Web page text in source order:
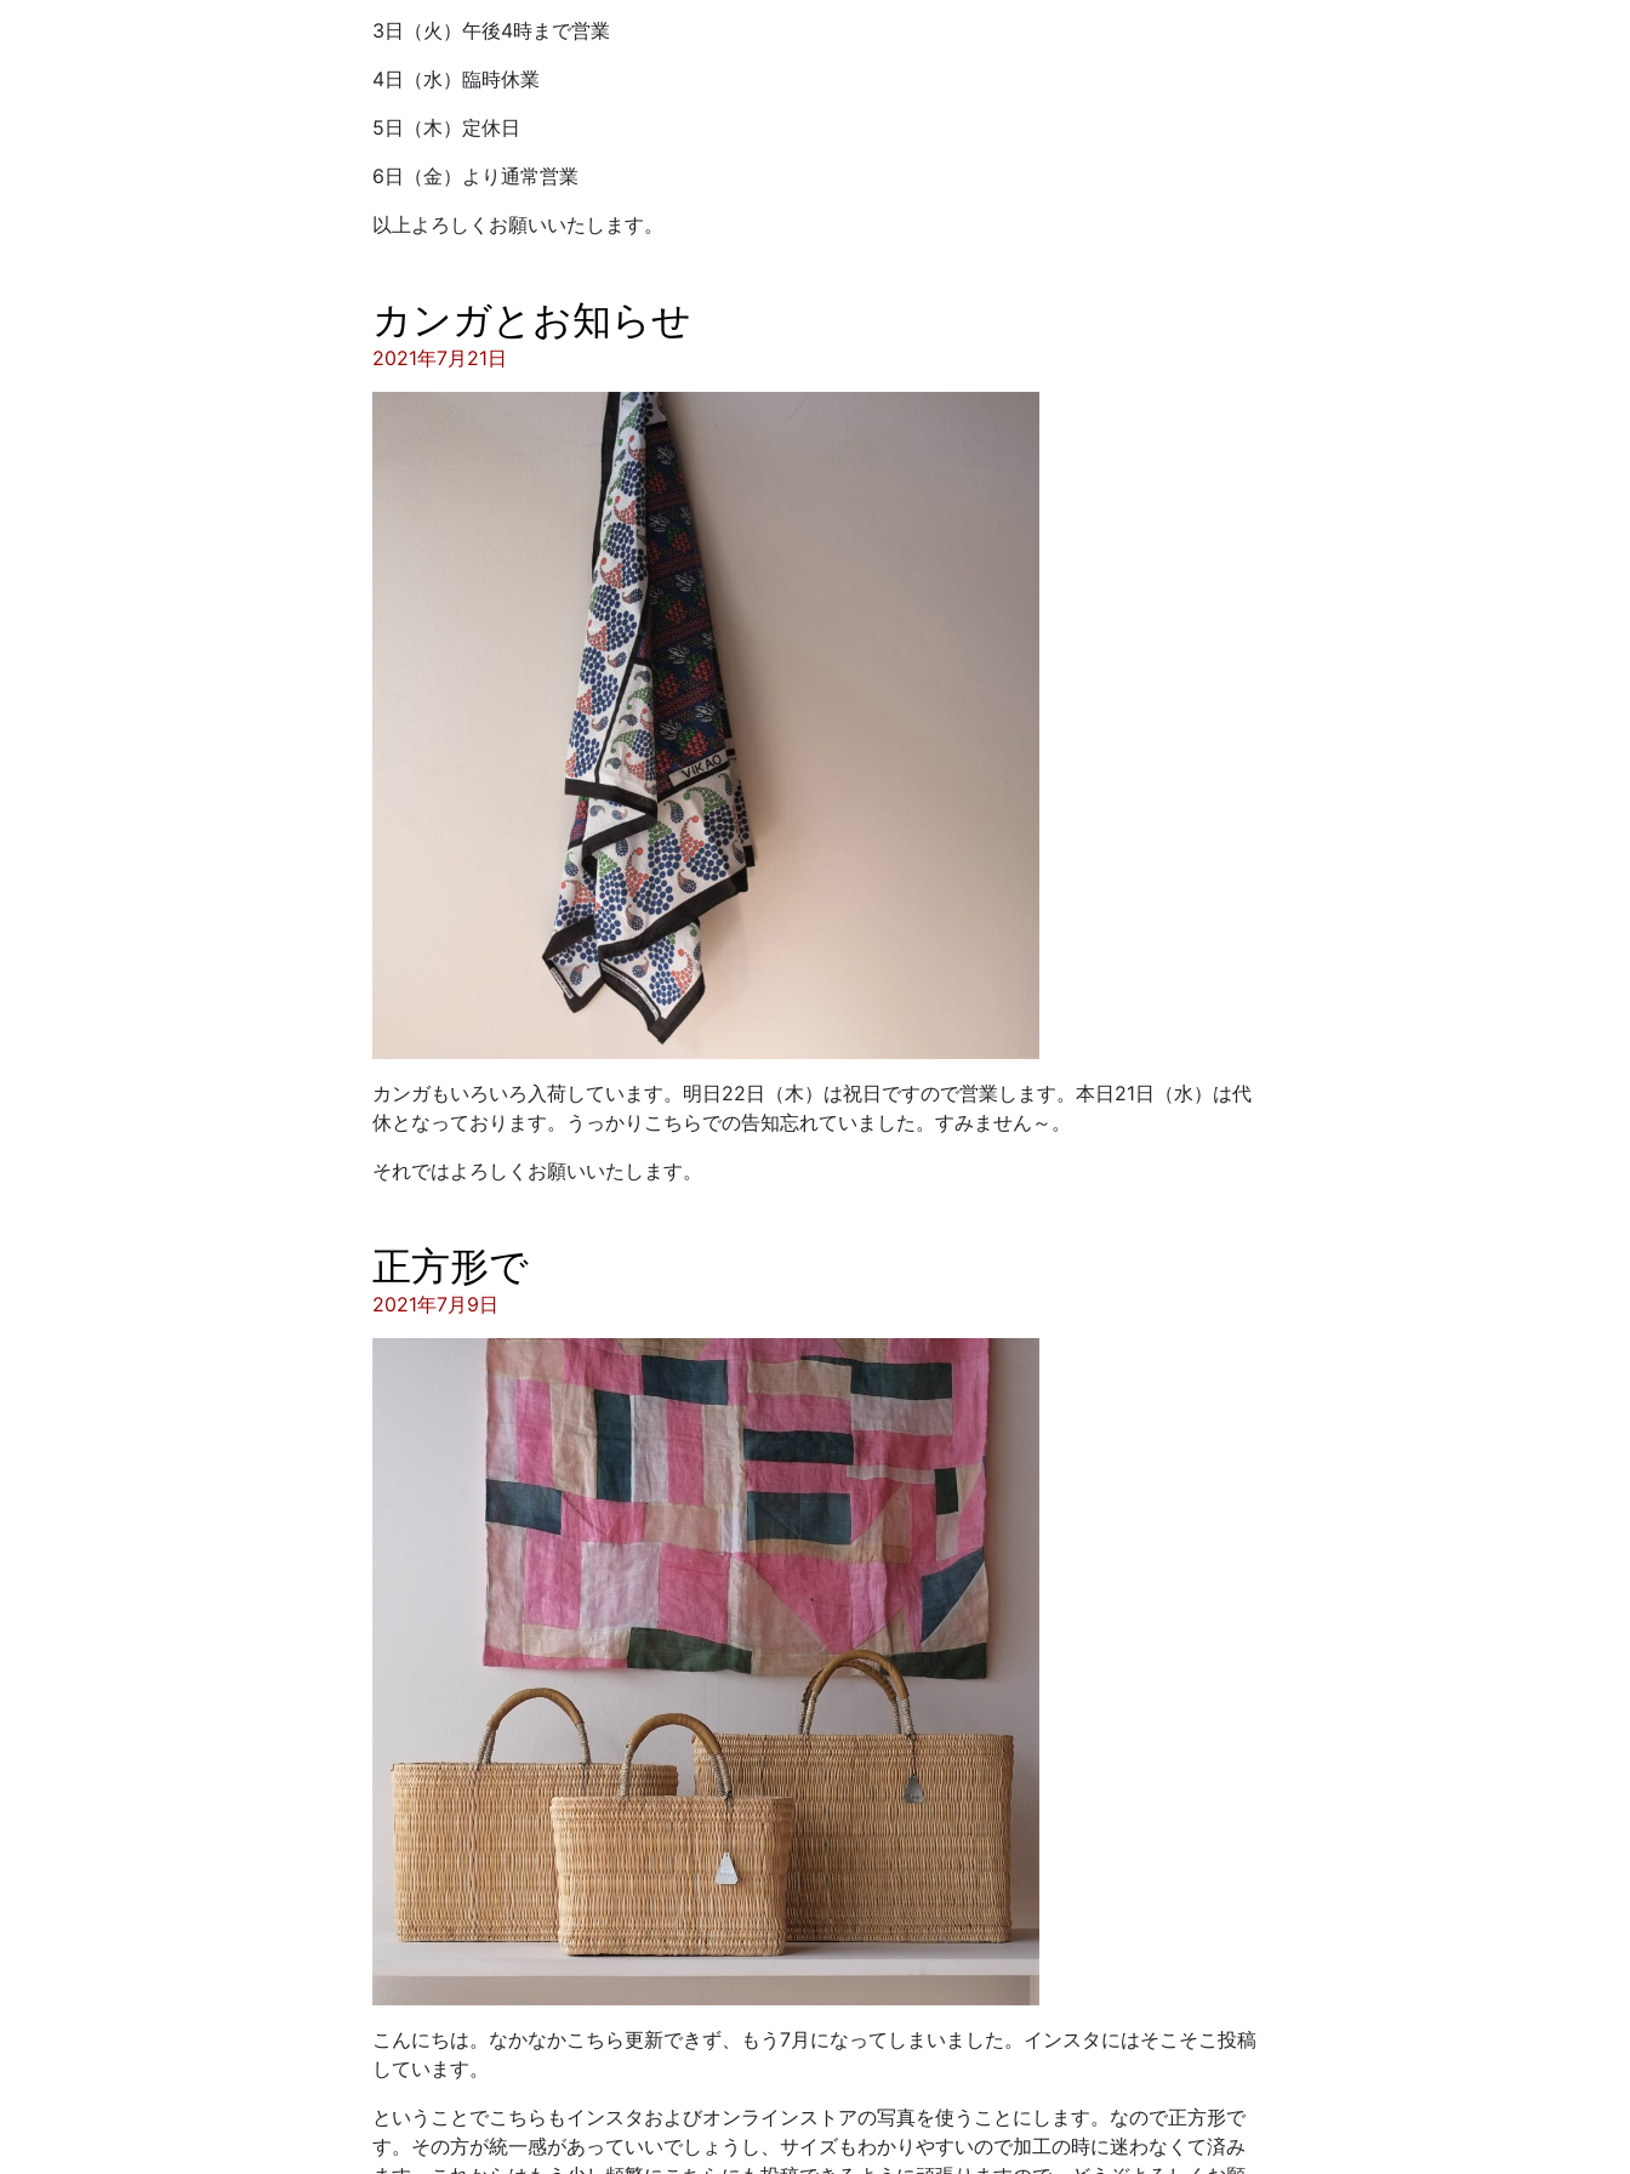
3日（火）午後4時まで営業
4日（水）臨時休業
5日（木）定休日
6日（金）より通常営業
以上よろしくお願いいたします。
カンガとお知らせ
投稿日:
2021年7月21日
カンガもいろいろ入荷しています。明日22日（木）は祝日ですので営業します。本日21日（水）は代
休となっております。うっかりこちらでの告知忘れていました。すみません～。
それではよろしくお願いいたします。
正方形で
投稿日:
2021年7月9日
こんにちは。なかなかこちら更新できず、もう7月になってしまいました。インスタにはそこそこ投稿
しています。
ということでこちらもインスタおよびオンラインストアの写真を使うことにします。なので正方形で
す。その方が統一感があっていいでしょうし、サイズもわかりやすいので加工の時に迷わなくて済み